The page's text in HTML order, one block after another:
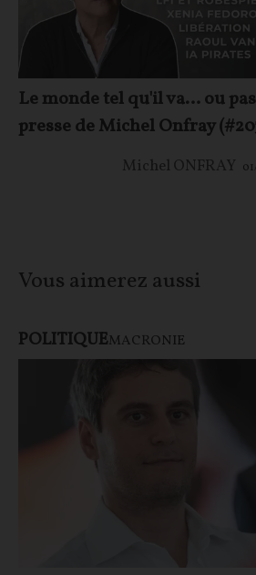
Le monde tel qu'il va… ou
presse de Michel Onfray
Michel ONFRAY
Vous aimerez aussi
POLITIQUEMACRONIE